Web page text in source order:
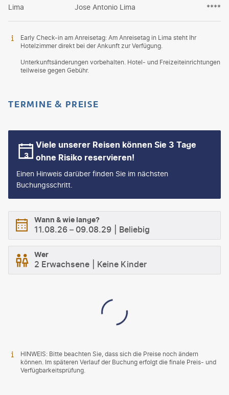
Lima Jose Antonio Lima ****
Early Check-in am Anreisetag: Am Anreisetag in Lima steht Ihr
Hotelzimmer direkt bei der Ankunft zur Verfügung.
Unterkunftsänderungen vorbehalten. Hotel- und Freizeiteinrichtungen
teilweise gegen Gebühr.
TERMINE & PREISE
Viele unserer Reisen können Sie 3 Tage
ohne Risiko reservieren!
Einen Hinweis darüber finden Sie im nächsten
Buchungsschritt.
Wann & wie lange?
11.08.26 – 09.08.29 Beliebig
Wer
2 Erwachsene Keine Kinder
HINWEIS: Bitte beachten Sie, dass sich die Preise noch ändern
können. Im späteren Verlauf der Buchung erfolgt die finale Preis- und
Verfügbarkeitsprüfung.